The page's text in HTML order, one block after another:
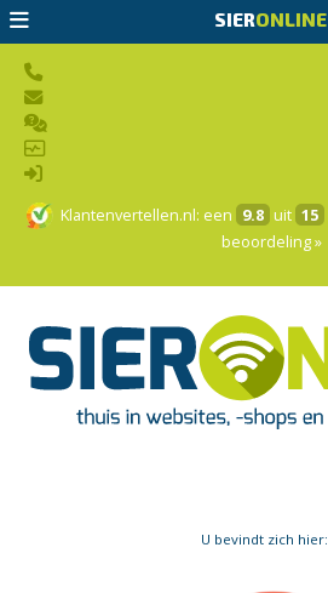
SIERONLINE
Klantenvertellen.nl: een 9.8 uit 15
beoordeling »
U bevindt zich hier: